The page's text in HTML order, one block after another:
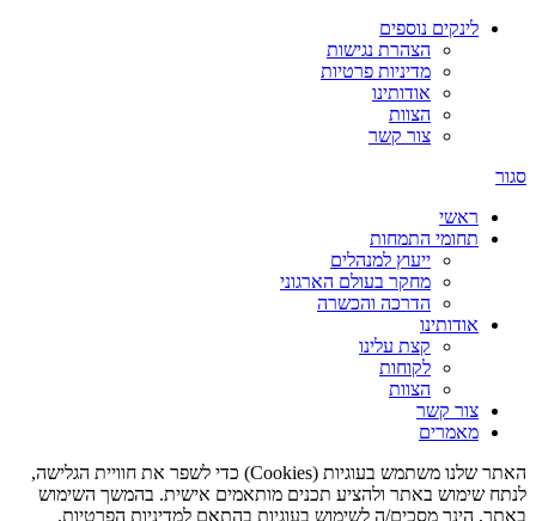
לינקים נוספים
הצהרת נגישות
מדיניות פרטיות
אודותינו
הצוות
צור קשר
סגור
ראשי
תחומי התמחות
ייעוץ למנהלים
מחקר בעולם הארגוני
הדרכה והכשרה
אודותינו
קצת עלינו
לקוחות
הצוות
צור קשר
מאמרים
האתר שלנו משתמש בעוגיות (Cookies) כדי לשפר את חוויית הגלישה,
לנתח שימוש באתר ולהציע תכנים מותאמים אישית. בהמשך השימוש
באתר, הינך מסכים/ה לשימוש בעוגיות בהתאם למדיניות הפרטיות.